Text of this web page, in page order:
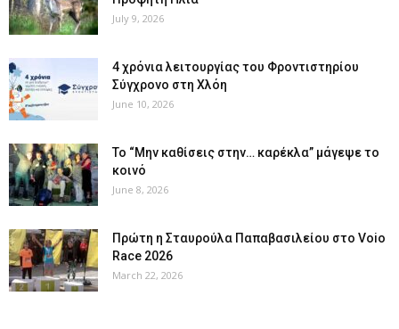
July 9, 2026
4 χρόνια λειτουργίας του Φροντιστηρίου
Σύγχρονο στη Χλόη
June 10, 2026
Το “Μην καθίσεις στην… καρέκλα” μάγεψε το
κοινό
June 8, 2026
Πρώτη η Σταυρούλα Παπαβασιλείου στο Voio
Race 2026
March 22, 2026